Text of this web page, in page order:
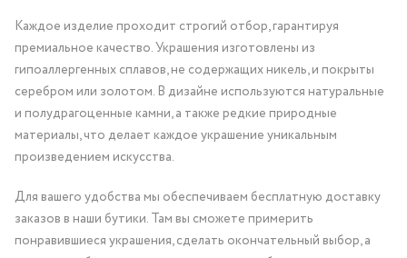
Каждое изделие проходит строгий отбор, гарантируя
премиальное качество. Украшения изготовлены из
гипоаллергенных сплавов, не содержащих никель, и покрыты
серебром или золотом. В дизайне используются натуральные
и полудрагоценные камни, а также редкие природные
материалы, что делает каждое украшение уникальным
произведением искусства.
Для вашего удобства мы обеспечиваем бесплатную доставку
заказов в наши бутики. Там вы сможете примерить
понравившиеся украшения, сделать окончательный выбор, а